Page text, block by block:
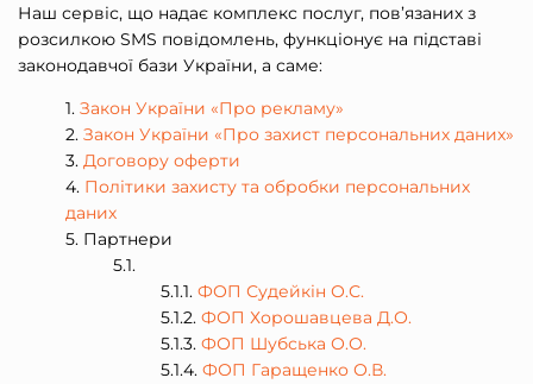
Наш сервіс, що надає комплекс послуг, пов’язаних з
розсилкою SMS повідомлень, функціонує на підставі
законодавчої бази України, а саме:
Закон України «Про рекламу»
Закон України «Про захист персональних даних»
Договору оферти
Політики захисту та обробки персональних
даних
Партнери
ФОП Судейкін О.С.
ФОП Хорошавцева Д.О.
ФОП Шубська О.О.
ФОП Гаращенко О.В.